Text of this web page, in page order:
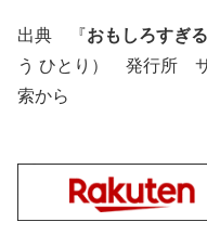
出典 『おもしろすぎ
う ひとり） 発行所
索から